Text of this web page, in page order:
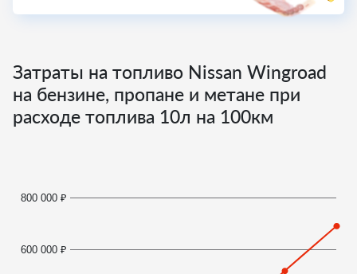
Затраты на топливо Nissan Wingroad
на бензине, пропане и метане при
расходе топлива 10л на 100км
600 000 ₽
800 000 ₽